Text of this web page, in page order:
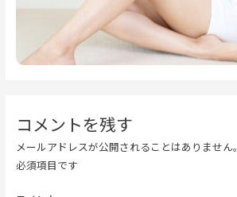
コメントを残す
メールアドレスが公開されることはありません。
必須項目です